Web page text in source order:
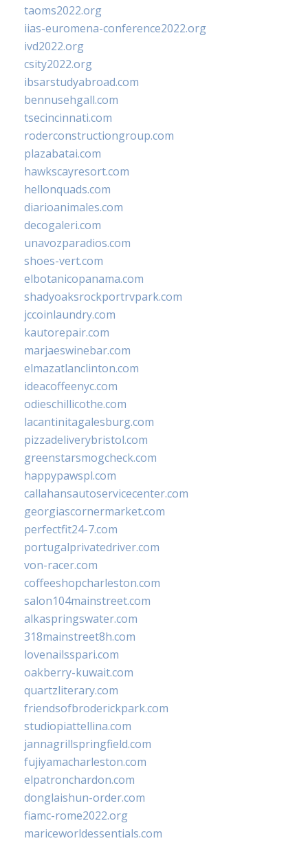
taoms2022.org
iias-euromena-conference2022.org
ivd2022.org
csity2022.org
ibsarstudyabroad.com
bennusehgall.com
tsecincinnati.com
roderconstructiongroup.com
plazabatai.com
hawkscayresort.com
hellonquads.com
diarioanimales.com
decogaleri.com
unavozparadios.com
shoes-vert.com
elbotanicopanama.com
shadyoaksrockportrvpark.com
jccoinlaundry.com
kautorepair.com
marjaeswinebar.com
elmazatlanclinton.com
ideacoffeenyc.com
odieschillicothe.com
lacantinitagalesburg.com
pizzadeliverybristol.com
greenstarsmogcheck.com
happypawspl.com
callahansautoservicecenter.com
georgiascornermarket.com
perfectfit24-7.com
portugalprivatedriver.com
von-racer.com
coffeeshopcharleston.com
salon104mainstreet.com
alkaspringswater.com
318mainstreet8h.com
lovenailsspari.com
oakberry-kuwait.com
quartzliterary.com
friendsofbroderickpark.com
studiopiattellina.com
jannagrillspringfield.com
fujiyamacharleston.com
elpatronchardon.com
donglaishun-order.com
fiamc-rome2022.org
mariceworldessentials.com